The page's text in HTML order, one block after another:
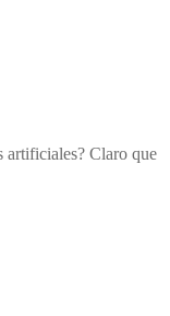
artificiales? Claro que